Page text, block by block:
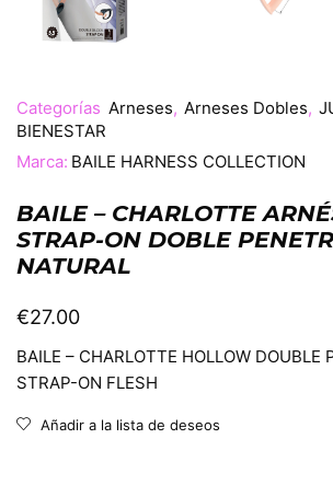
Categorías Arneses, Arneses Dobles,
BIENESTAR
Marca: BAILE HARNESS COLLECTION
BAILE – CHARLOTTE
STRAP-ON DOBLE
NATURAL
€27.00
BAILE – CHARLOTTE HOLLOW DOUBLE
STRAP-ON FLESH
Añadir a la lista de deseos